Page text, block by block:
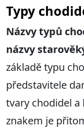
Typy
Názvy typů
názvy
základě typu
představitele
tvary chodidel a
znakem je